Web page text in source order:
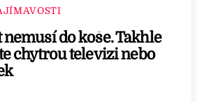
nemusí do koše. Takhle
chytrou televizi nebo